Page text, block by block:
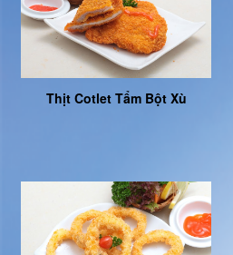
Thịt Cotlet Tẩm Bột Xù